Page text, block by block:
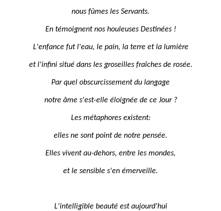
nous fûmes les Servants.
En témoignent nos houleuses Destinées !
L'enfance fut l'eau, le pain, la terre et la lumière
et l'infini situé dans les groseilles fraîches de rosée.
Par quel obscurcissement du langage
notre âme s'est-elle éloignée de ce Jour ?
Les métaphores existent:
elles ne sont point de notre pensée.
Elles vivent au-dehors, entre les mondes,
et le sensible s'en émerveille.
L'intelligible beauté est aujourd'hui